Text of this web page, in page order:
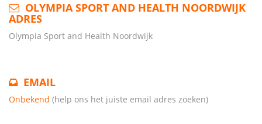
OLYMPIA SPORT AND HEALTH NOORDWIJK
ADRES
Olympia Sport and Health Noordwijk
EMAIL
Onbekend (help ons het juiste email adres zoeken)